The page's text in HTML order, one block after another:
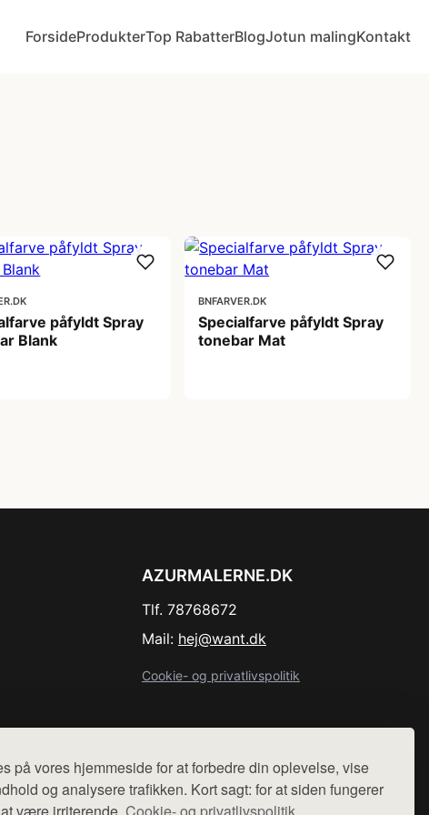
på vores hjemmeside for at forbedre din oplevelse, vise
og analysere trafikken. Kort sagt: for at siden fungerer
ForsideProdukterTop RabatterBlogJotun malingKontakt
påfyldt Spray
Blank
BNFARVER.DK
Specialfarve påfyldt Spray
tonebar Mat
AZURMALERNE.DK
Tlf. 78768672
Mail: hej@want.dk
Cookie- og privatlivspolitik
Der sælges ikke varer fra denne side - vi henviser til de shops,